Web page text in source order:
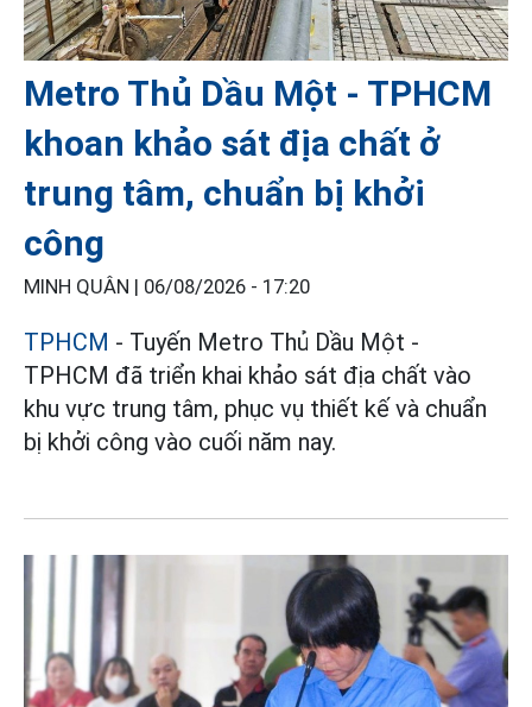
Metro Thủ Dầu Một - TPHCM
khoan khảo sát địa chất ở
trung tâm, chuẩn bị khởi
công
MINH QUÂN | 06/08/2026 - 17:20
TPHCM - Tuyến Metro Thủ Dầu Một -
TPHCM đã triển khai khảo sát địa chất vào
khu vực trung tâm, phục vụ thiết kế và chuẩn
bị khởi công vào cuối năm nay.